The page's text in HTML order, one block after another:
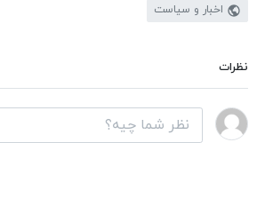
اخبار و سیاست
نظرات